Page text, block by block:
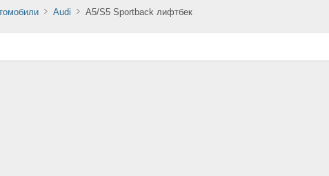
Audi A5/S5 Sportback лифтбек